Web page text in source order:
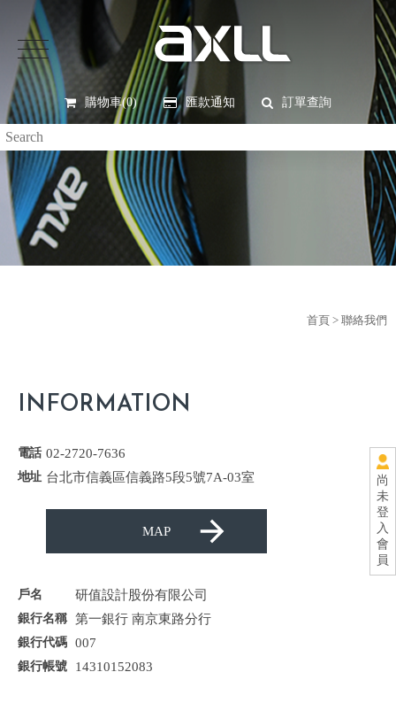
尚
未
登
入
會
員
購物車(0) 匯款通知 訂單查詢
首頁 > 聯絡我們
INFORMATION
02-2720-7636
台北市信義區信義路5段5號7A-03室
MAP
研值設計股份有限公司
第一銀行 南京東路分行
007
14310152083